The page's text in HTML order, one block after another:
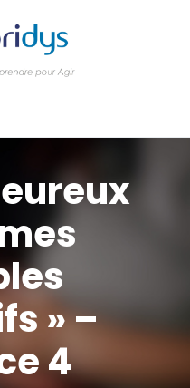
Accompagnement
Formations autour des
» –
4